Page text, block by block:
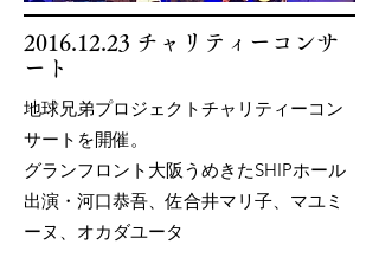
2016.12.23 チャリティーコンサ
ート
地球兄弟プロジェクトチャリティーコン
サートを開催。
グランフロント大阪うめきたSHIPホール
出演・河口恭吾、佐合井マリ子、マユミ
ーヌ、オカダユータ